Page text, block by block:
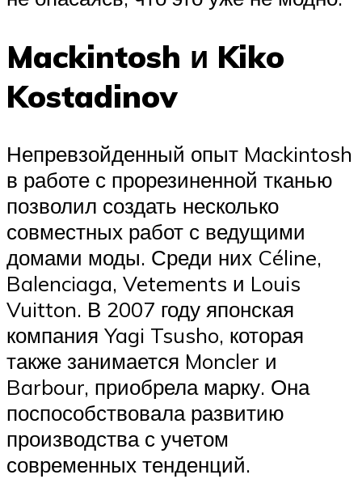
Mackintosh и Kiko
Kostadinov
Непревзойденный опыт Mackintosh
в работе с прорезиненной тканью
позволил создать несколько
совместных работ с ведущими
домами моды. Среди них Céline,
Balenciaga, Vetements и Louis
Vuitton. В 2007 году японская
компания Yagi Tsusho, которая
также занимается Moncler и
Barbour, приобрела марку. Она
поспособствовала развитию
производства с учетом
современных тенденций.